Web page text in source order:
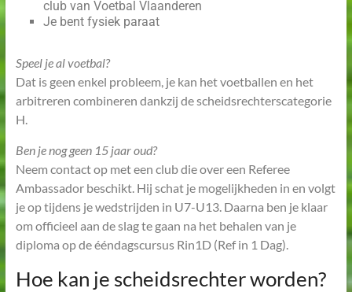
club van Voetbal Vlaanderen
Je bent fysiek paraat
Speel je al voetbal?
Dat is geen enkel probleem, je kan het voetballen en het
arbitreren combineren dankzij de scheidsrechterscategorie
H.
Ben je nog geen 15 jaar oud?
Neem contact op met een club die over een Referee
Ambassador beschikt. Hij schat je mogelijkheden in en volgt
je op tijdens je wedstrijden in U7-U13. Daarna ben je klaar
om officieel aan de slag te gaan na het behalen van je
diploma op de ééndagscursus Rin1D (Ref in 1 Dag).
Hoe kan je scheidsrechter worden?